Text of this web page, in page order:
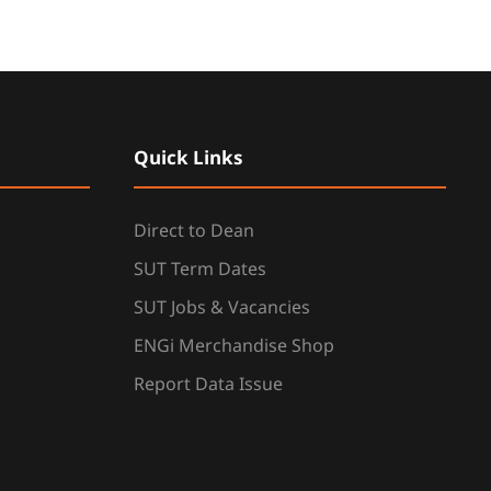
Quick Links
Direct to Dean
SUT Term Dates
SUT Jobs & Vacancies
ENGi Merchandise Shop
Report Data Issue